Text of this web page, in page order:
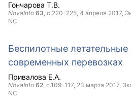
Гончарова Т.В.
NovaInfo 63, с.220-225, 4 апреля 2017,
NC
Беспилотные
современных перевозках
Привалова Е.А.
NovaInfo 62, с.109-117, 23 марта 2017,
NC